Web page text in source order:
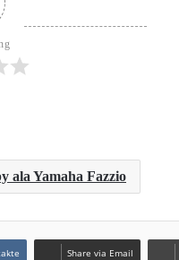
ala Yamaha Fazzio
Share via Email